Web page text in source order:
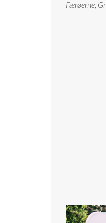
Færøerne,